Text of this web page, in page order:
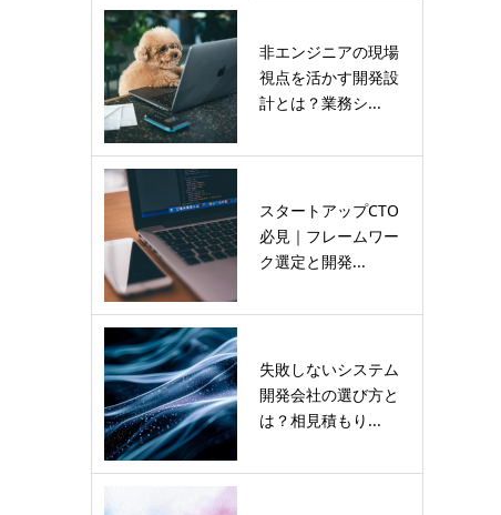
非エンジニアの現場
視点を活かす開発設
計とは？業務シ...
スタートアップCTO
必見｜フレームワー
ク選定と開発...
失敗しないシステム
開発会社の選び方と
は？相見積もり...